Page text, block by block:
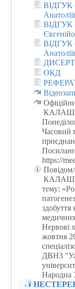
ВІДГУК
ВІДГУК
ВІДГУК
ОКД
Часовий
https://
тему:
здобуття
Нервові
жовтня
ДВНЗ
Народна